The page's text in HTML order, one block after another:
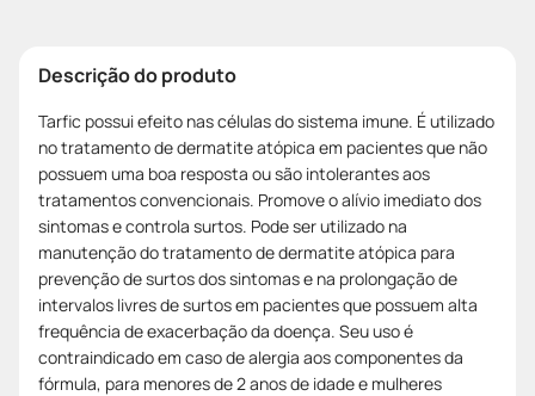
Descrição do produto
Tarfic possui efeito nas células do sistema imune. É utilizado
no tratamento de dermatite atópica em pacientes que não
possuem uma boa resposta ou são intolerantes aos
tratamentos convencionais. Promove o alívio imediato dos
sintomas e controla surtos. Pode ser utilizado na
manutenção do tratamento de dermatite atópica para
prevenção de surtos dos sintomas e na prolongação de
intervalos livres de surtos em pacientes que possuem alta
frequência de exacerbação da doença. Seu uso é
contraindicado em caso de alergia aos componentes da
fórmula, para menores de 2 anos de idade e mulheres